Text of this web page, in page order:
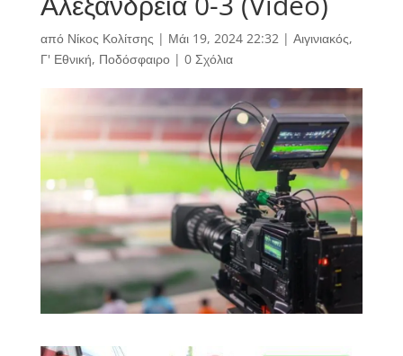
από Νίκος Κολίτσης | Μάι 19, 2024 22:32| Αιγινιακός,
Γ' Εθνική, Ποδόσφαιρο| 0 Σχόλια